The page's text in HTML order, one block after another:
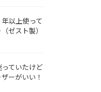
年以上使って
ゼスト製）
っていたけど
ーがいい！